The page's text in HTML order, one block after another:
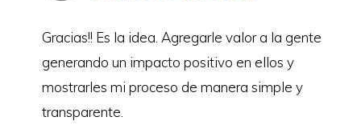
Gracias!! Es la idea. Agregarle valor a la gente
generando un impacto positivo en ellos y
mostrarles mi proceso de manera simple y
transparente.